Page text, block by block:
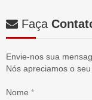
Faça
Envie-nos sua
Nós apreciamos o seu
Nome *